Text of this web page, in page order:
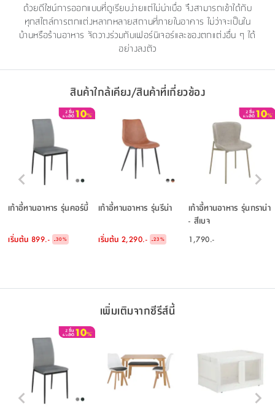
ด้วยดีไซน์การออกแบบที่ดูเรียบง่ายแต่ไม่น่าเบื่อ จึงสามารถเข้าได้กับ
ทุกสไตล์การตกแต่งหลากหลายสถานที่ภายในอาคาร ไม่ว่าจะเป็นใน
บ้านหรือร้านอาหาร จัดวางร่วมกับเฟอร์นิเจอร์และของตกแต่งอื่น ๆ ได้
อย่างลงตัว
สินค้าใกล้เคียง/สินค้าที่เกี่ยวข้อง
เก้าอี้ทานอาหาร รุ่นคอร์บี้
เริ่มต้น 899.- -30%
เก้าอี้ทานอาหาร รุ่นรีน่า
เริ่มต้น 2,290.- -23%
เก้าอี้ทานอาหาร รุ่นกราน่า
- สีเบจ
1,790.-
เพิ่มเติมจากซีรีส์นี้